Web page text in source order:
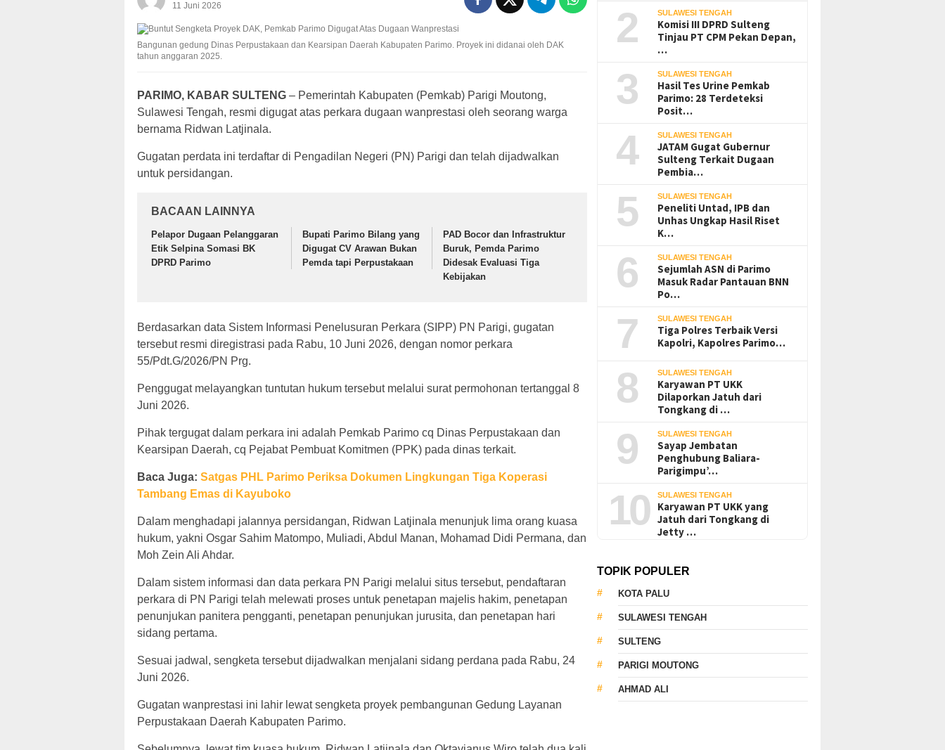
11 Juni 2026
Bangunan gedung Dinas Perpustakaan dan Kearsipan Daerah Kabupaten Parimo. Proyek ini didanai oleh DAK
tahun anggaran 2025.
PARIMO, KABAR SULTENG – Pemerintah Kabupaten (Pemkab) Parigi Moutong,
Sulawesi Tengah, resmi digugat atas perkara dugaan wanprestasi oleh seorang warga
bernama Ridwan Latjinala.
Gugatan perdata ini terdaftar di Pengadilan Negeri (PN) Parigi dan telah dijadwalkan
untuk persidangan.
BACAAN LAINNYA
Pelapor Dugaan Pelanggaran
Etik Selpina Somasi BK
DPRD Parimo
Bupati Parimo Bilang yang
Digugat CV Arawan Bukan
Pemda tapi Perpustakaan
PAD Bocor dan Infrastruktur
Buruk, Pemda Parimo
Didesak Evaluasi Tiga
Kebijakan
Berdasarkan data Sistem Informasi Penelusuran Perkara (SIPP) PN Parigi, gugatan
tersebut resmi diregistrasi pada Rabu, 10 Juni 2026, dengan nomor perkara
55/Pdt.G/2026/PN Prg.
Penggugat melayangkan tuntutan hukum tersebut melalui surat permohonan tertanggal 8
Juni 2026.
Pihak tergugat dalam perkara ini adalah Pemkab Parimo cq Dinas Perpustakaan dan
Kearsipan Daerah, cq Pejabat Pembuat Komitmen (PPK) pada dinas terkait.
Baca Juga: Satgas PHL Parimo Periksa Dokumen Lingkungan Tiga Koperasi
Tambang Emas di Kayuboko
Dalam menghadapi jalannya persidangan, Ridwan Latjinala menunjuk lima orang kuasa
hukum, yakni Osgar Sahim Matompo, Muliadi, Abdul Manan, Mohamad Didi Permana, dan
Moh Zein Ali Ahdar.
Dalam sistem informasi dan data perkara PN Parigi melalui situs tersebut, pendaftaran
perkara di PN Parigi telah melewati proses untuk penetapan majelis hakim, penetapan
penunjukan panitera pengganti, penetapan penunjukan jurusita, dan penetapan hari
sidang pertama.
Sesuai jadwal, sengketa tersebut dijadwalkan menjalani sidang perdana pada Rabu, 24
Juni 2026.
Gugatan wanprestasi ini lahir lewat sengketa proyek pembangunan Gedung Layanan
Perpustakaan Daerah Kabupaten Parimo.
2 SULAWESI TENGAH
Komisi III DPRD Sulteng
Tinjau PT CPM Pekan Depan,
…
3 SULAWESI TENGAH
Hasil Tes Urine Pemkab
Parimo: 28 Terdeteksi
Posit…
4 SULAWESI TENGAH
JATAM Gugat Gubernur
Sulteng Terkait Dugaan
Pembia…
5 SULAWESI TENGAH
Peneliti Untad, IPB dan
Unhas Ungkap Hasil Riset
K…
6 SULAWESI TENGAH
Sejumlah ASN di Parimo
Masuk Radar Pantauan BNN
Po…
7 SULAWESI TENGAH
Tiga Polres Terbaik Versi
Kapolri, Kapolres Parimo…
8 SULAWESI TENGAH
Karyawan PT UKK
Dilaporkan Jatuh dari
Tongkang di …
9 SULAWESI TENGAH
Sayap Jembatan
Penghubung Baliara-
Parigimpu’…
10 SULAWESI TENGAH
Karyawan PT UKK yang
Jatuh dari Tongkang di
Jetty …
TOPIK POPULER
KOTA PALU
SULAWESI TENGAH
SULTENG
PARIGI MOUTONG
AHMAD ALI